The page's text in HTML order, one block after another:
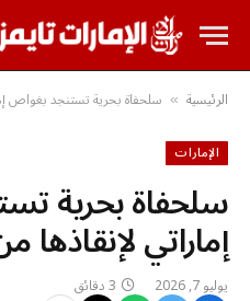
الرئيسية » سلحفاة بحرية تستنجد بغواص
الإمارات
سلحفاة بحرية
إماراتي لإنقاذها
يوليو 7, 2026 3 دقائق